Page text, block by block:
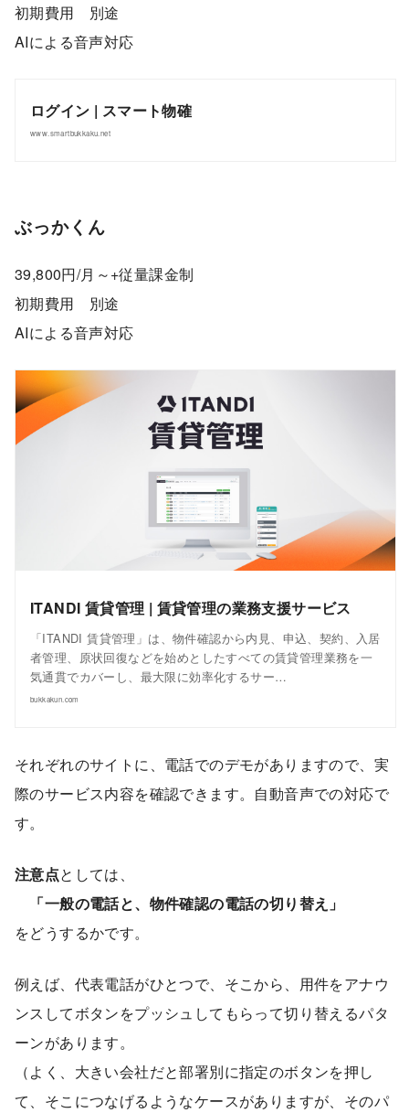
初期費用 別途
AIによる音声対応
ログイン | スマート物確
www.smartbukkaku.net
ぶっかくん
39,800円/月～+従量課金制
初期費用 別途
AIによる音声対応
ITANDI 賃貸管理 | 賃貸管理の業務支援サービス
「ITANDI 賃貸管理」は、物件確認から内見、申込、契約、入居
者管理、原状回復などを始めとしたすべての賃貸管理業務を一
気通貫でカバーし、最大限に効率化するサー…
bukkakun.com
それぞれのサイトに、電話でのデモがありますので、実
際のサービス内容を確認できます。自動音声での対応で
す。
注意点としては、
「一般の電話と、物件確認の電話の切り替え」
をどうするかです。
例えば、代表電話がひとつで、そこから、用件をアナウ
ンスしてボタンをプッシュしてもらって切り替えるパタ
ーンがあります。
（よく、大きい会社だと部署別に指定のボタンを押し
て、そこにつなげるようなケースがありますが、そのパ